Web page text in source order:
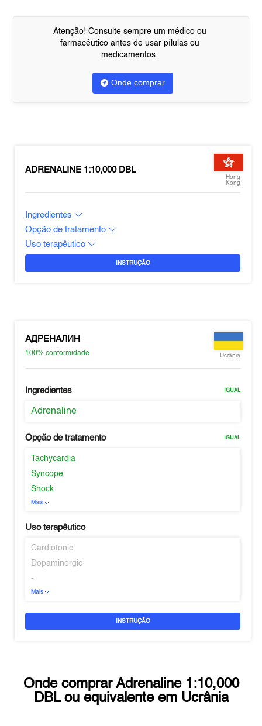
Atenção! Consulte sempre um médico ou
farmacêutico antes de usar pílulas ou
medicamentos.
Onde comprar
ADRENALINE 1:10,000 DBL
Hong
Kong
Ingredientes
Opção de tratamento
Uso terapêutico
INSTRUÇÃO
АДРЕНАЛИН
100%conformidade Ucrânia
Ingredientes IGUAL
Adrenaline
Opção de tratamento IGUAL
Tachycardia
Syncope
Shock
Mais
Uso terapêutico
Cardiotonic
Dopaminergic
-
Mais
INSTRUÇÃO
Onde comprar Adrenaline 1:10,000
DBLou equivalente em Ucrânia